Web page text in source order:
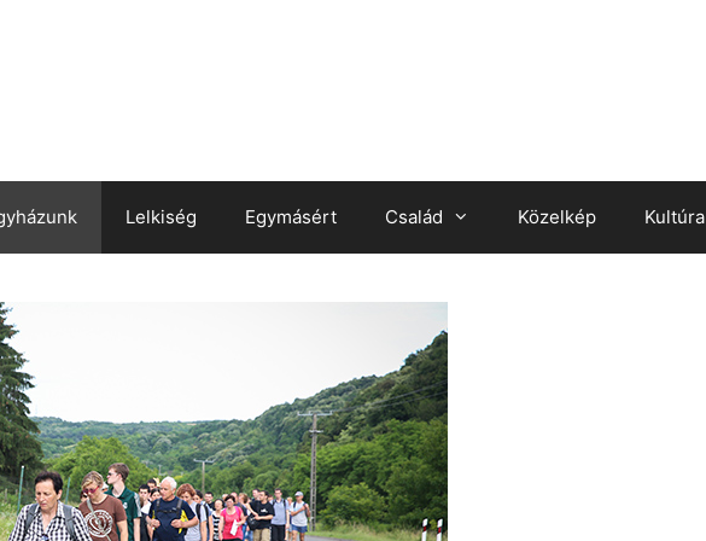
Lelkiség Egymásért Család Közelkép Kultúra